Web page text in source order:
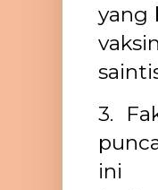
yang
3.
ini